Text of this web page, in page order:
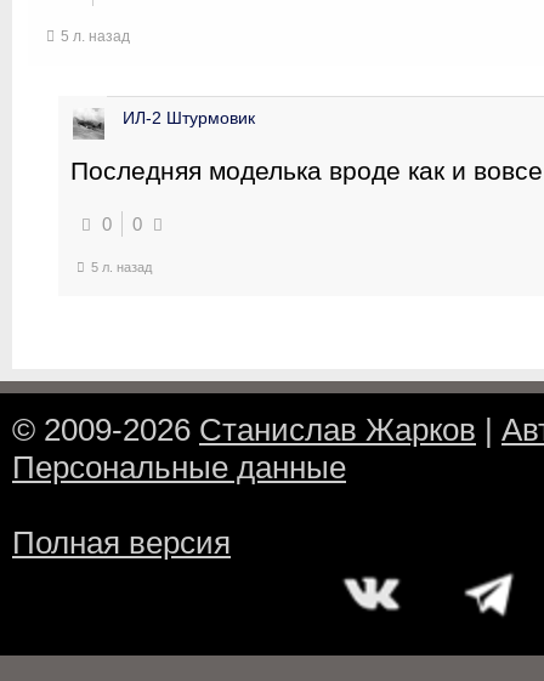
5 л. назад
ИЛ-2 Штурмовик
Последняя моделька вроде как и
0 0
5 л. назад
© 2009-2026 Станислав Жарков |
Персональные данные
Полная версия